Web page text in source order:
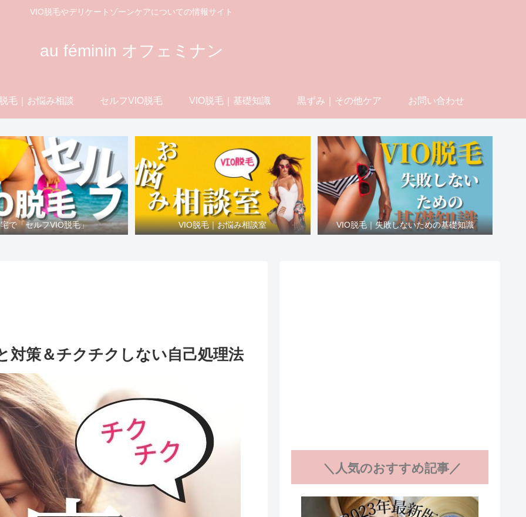
VIO脱毛やデリケートゾーンケアについての情報サイト
au féminin オフェミナン
毛｜お悩み相談 セルフVIO脱毛 VIO脱毛｜基礎知識 黒ずみ｜その他ケア お問い合わせ
で「セルフVIO脱毛」 VIO脱毛｜お悩み相談室 VIO脱毛｜失敗しないための基礎知識
対策＆チクチクしない自己処理法
＼人気のおすすめ記事／